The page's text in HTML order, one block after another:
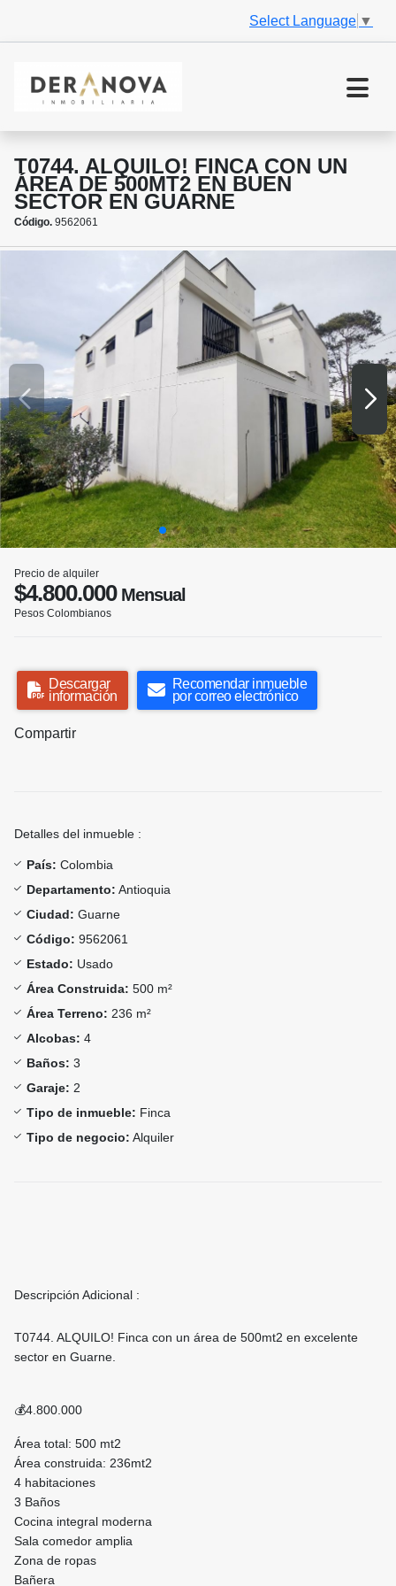
Select Language ▼
T0744. ALQUILO! FINCA CON UN
ÁREA DE 500MT2 EN BUEN
SECTOR EN GUARNE
Código. 9562061
Precio de alquiler
$4.800.000Mensual
Pesos Colombianos
Descargar
información
Recomendar inmueble
por correo electrónico
Compartir
Detalles del inmueble :
País: Colombia
Departamento: Antioquia
Ciudad: Guarne
Código: 9562061
Estado: Usado
Área Construida: 500 m²
Área Terreno: 236 m²
Alcobas: 4
Baños: 3
Garaje: 2
Tipo de inmueble: Finca
Tipo de negocio: Alquiler
Descripción Adicional :
T0744. ALQUILO! Finca con un área de 500mt2 en excelente
sector en Guarne.
💰4.800.000
Área total: 500 mt2
Área construida: 236mt2
4 habitaciones
3 Baños
Cocina integral moderna
Sala comedor amplia
Zona de ropas
Bañera